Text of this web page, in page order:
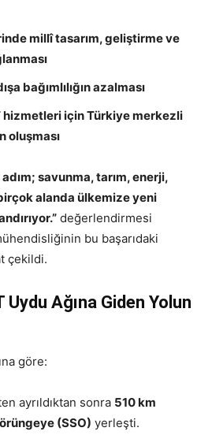
millî tasarım, geliştirme ve
bağımlılığın azalması
hizmetleri için Türkiye merkezli
oluşması
adım; savunma, tarım, enerji,
alanda ülkemize yeni
değerlendirmesi
bu başarıdaki
çekildi.
Ağına Giden Yolun
göre:
ayrıldıktan sonra 510 km
(SSO) yerleşti.